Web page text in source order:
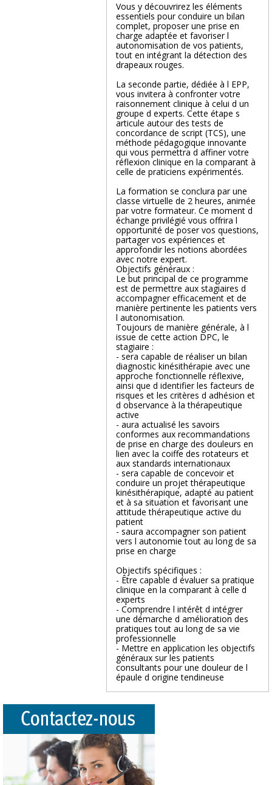
Vous y découvrirez les éléments
essentiels pour conduire un bilan
complet, proposer une prise en
charge adaptée et favoriser l
autonomisation de vos patients,
tout en intégrant la détection des
drapeaux rouges.
La seconde partie, dédiée à l EPP,
vous invitera à confronter votre
raisonnement clinique à celui d un
groupe d experts. Cette étape s
articule autour des tests de
concordance de script (TCS), une
méthode pédagogique innovante
qui vous permettra d affiner votre
réflexion clinique en la comparant à
celle de praticiens expérimentés.
La formation se conclura par une
classe virtuelle de 2 heures, animée
par votre formateur. Ce moment d
échange privilégié vous offrira l
opportunité de poser vos questions,
partager vos expériences et
approfondir les notions abordées
avec notre expert.
Objectifs généraux :
Le but principal de ce programme
est de permettre aux stagiaires d
accompagner efficacement et de
manière pertinente les patients vers
l autonomisation.
Toujours de manière générale, à l
issue de cette action DPC, le
stagiaire :
- sera capable de réaliser un bilan
diagnostic kinésithérapie avec une
approche fonctionnelle réflexive,
ainsi que d identifier les facteurs de
risques et les critères d adhésion et
d observance à la thérapeutique
active
- aura actualisé les savoirs
conformes aux recommandations
de prise en charge des douleurs en
lien avec la coiffe des rotateurs et
aux standards internationaux
- sera capable de concevoir et
conduire un projet thérapeutique
kinésithérapique, adapté au patient
et à sa situation et favorisant une
attitude thérapeutique active du
patient
- saura accompagner son patient
vers l autonomie tout au long de sa
prise en charge
Objectifs spécifiques :
- Être capable d évaluer sa pratique
clinique en la comparant à celle d
experts
- Comprendre l intérêt d intégrer
une démarche d amélioration des
pratiques tout au long de sa vie
professionnelle
- Mettre en application les objectifs
généraux sur les patients
consultants pour une douleur de l
épaule d origine tendineuse